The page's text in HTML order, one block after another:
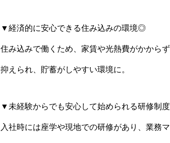
▼経済的に安心できる住み込みの環境◎
住み込みで働くため、家賃や光熱費がかから
抑えられ、貯蓄がしやすい環境に。
▼未経験からでも安心して始められる研修制
入社時には座学や現地での研修があり、業務